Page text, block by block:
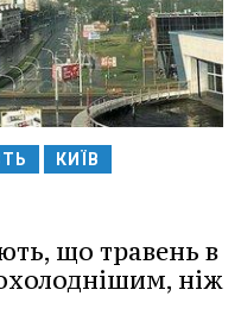
КИЇВ
що травень в
ніж